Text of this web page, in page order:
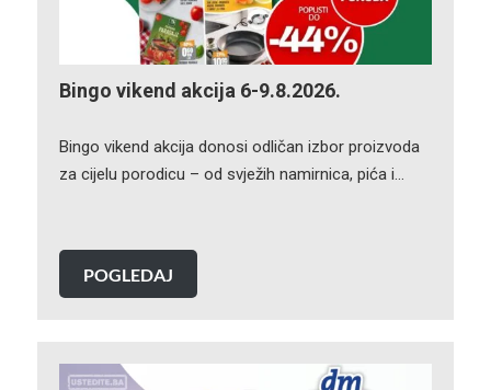
Bingo vikend akcija 6-9.8.2026.
Bingo vikend akcija donosi odličan izbor proizvoda
za cijelu porodicu – od svježih namirnica, pića i…
POGLEDAJ